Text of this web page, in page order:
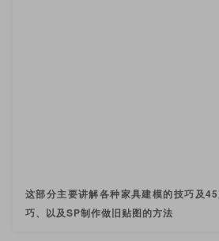
这部分主要讲解各种家具建模的技巧及
巧、以及SP制作做旧贴图的方法